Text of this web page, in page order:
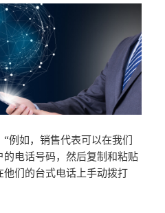
例如，销售代表可以在我们
电话号码，然后复制和粘贴
们的台式电话上手动拨打